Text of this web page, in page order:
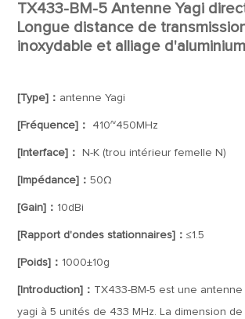
TX433-BM-5 Antenne Yagi
Longue distance de
inoxydable et alliage d'aluminium
[Type]： antenne Yagi
[Fréquence]： 410~450MHz
[Interface]： N-K (trou intérieur femelle N)
[Impédance]：50Ω
[Gain]： 10dBi
[Rapport d'ondes stationnaires]：≤1.5
[Poids]： 1000±10g
[Introduction]： TX433-BM-5 est une
yagi à 5 unités de 433 MHz. La dimension